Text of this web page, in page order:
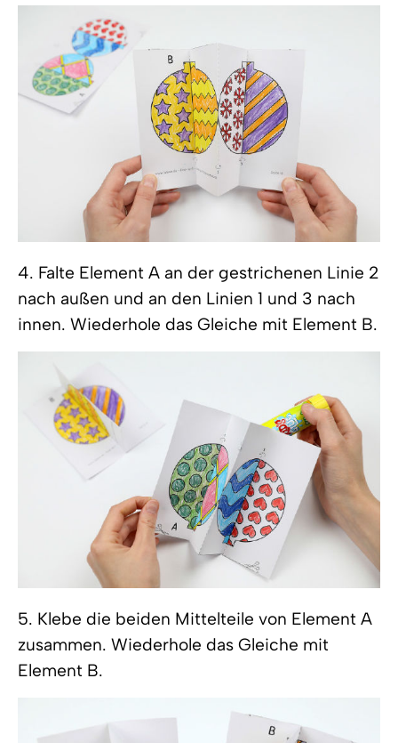
4. Falte Element A an der gestrichenen Linie 2
nach außen und an den Linien 1 und 3 nach
innen. Wiederhole das Gleiche mit Element B.
5. Klebe die beiden Mittelteile von Element A
zusammen. Wiederhole das Gleiche mit
Element B.